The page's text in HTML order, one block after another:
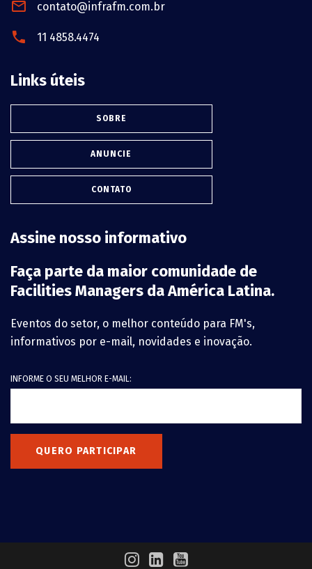
contato@infrafm.com.br
11 4858.4474
Links úteis
SOBRE
ANUNCIE
CONTATO
Assine nosso informativo
Faça parte da maior comunidade de
Facilities Managers da América Latina.
Eventos do setor, o melhor conteúdo para FM's,
informativos por e-mail, novidades e inovação.
INFORME O SEU MELHOR E-MAIL:
QUERO PARTICIPAR